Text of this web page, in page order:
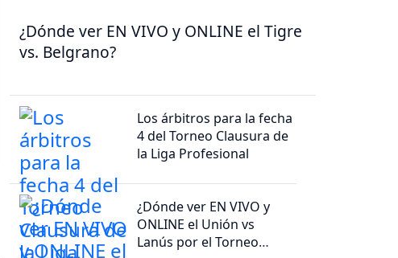
¿Dónde ver EN VIVO y ONLINE el Tigre
vs. Belgrano?
Los árbitros para la fecha
4 del Torneo Clausura de
la Liga Profesional
¿Dónde ver EN VIVO y
ONLINE el Unión vs
Lanús por el Torneo